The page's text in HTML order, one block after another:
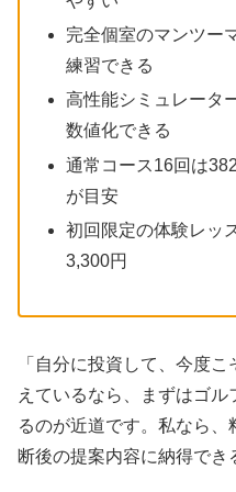
完全個室のマンツー
練習できる
高性能シミュレータ
数値化できる
通常コース16回は
が目安
初回限定の体験レッ
3,300円
「自分に投資して、今度
えているなら、まずはゴ
るのが近道です。私なら
断後の提案内容に納得でき